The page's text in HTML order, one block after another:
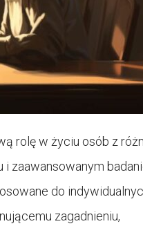
rolę w życiu osób z
zaawansowanym
do
zagadnieniu,